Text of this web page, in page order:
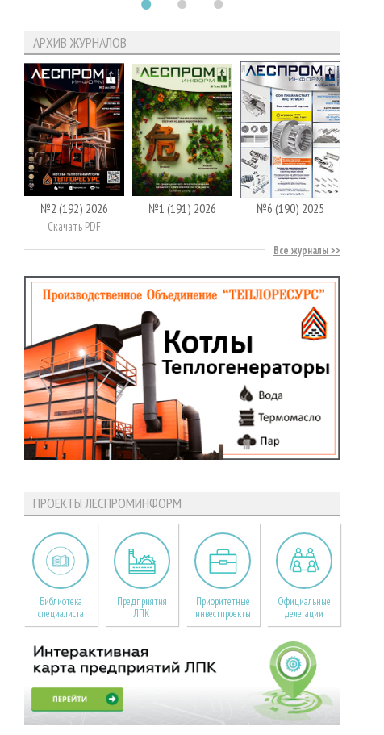
АРХИВ ЖУРНАЛОВ
№2 (192) 2026
Скачать PDF
№1 (191) 2026 №6 (190) 2025
Все журналы
ПРОЕКТЫ ЛЕСПРОМИНФОРМ
Библиотека
специалиста
Предприятия
ЛПК
Приоритетные
инвестпроекты
Официальные
делегации